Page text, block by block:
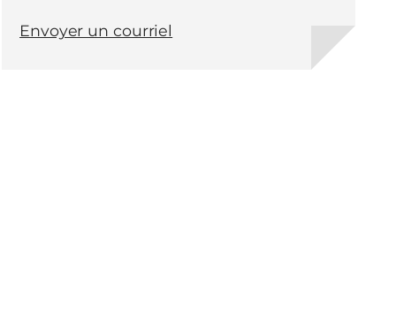
Envoyer un courriel